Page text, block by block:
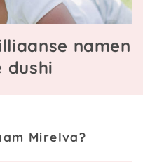
namen
dushi
Mirelva?